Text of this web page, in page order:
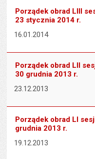
Porządek obrad LIII
23 stycznia 2014 r.
16.01.2014
Porządek obrad LII
30 grudnia 2013 r.
23.12.2013
Porządek obrad LI
grudnia 2013 r.
19.12.2013